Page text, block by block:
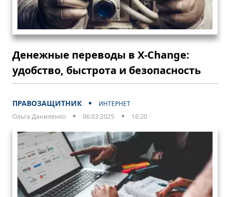
Денежные переводы в X-Change:
удобство, быстрота и безопасность
ПРАВОЗАЩИТНИК
ИНТЕРНЕТ
Ольга Даниленко
06:03:2025 16:20